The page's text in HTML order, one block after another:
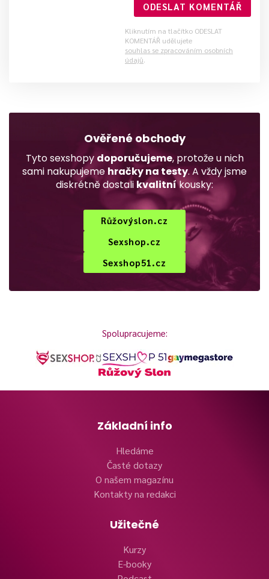
ODESLAT KOMENTÁŘ
Kliknutím na tlačítko ODESLAT
KOMENTÁŘ udělujete
souhlas se zpracováním osobních
údajů.
Ověřené obchody
Tyto sexshopy doporučujeme, protože u nich
sami nakupujeme hračky na testy. A vždy jsme
diskrétně dostali kvalitníkousky:
Růžovýslon.cz
Sexshop.cz
Sexshop51.cz
Spolupracujeme:
Základní info
Hledáme
Časté dotazy
O našem magazínu
Kontakty na redakci
Užitečné
Kurzy
E-booky